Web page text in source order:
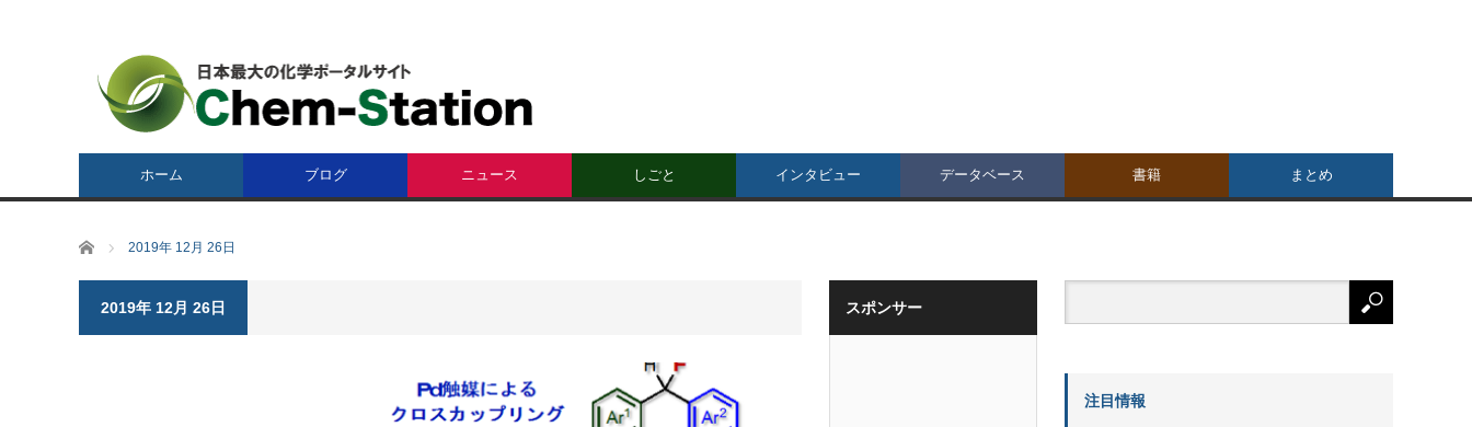
ホーム ブログ ニュース しごと インタビュー データベース 書籍 まとめ
ホーム 2019年 12月 26日
2019年 12月 26日 スポンサー
注目情報